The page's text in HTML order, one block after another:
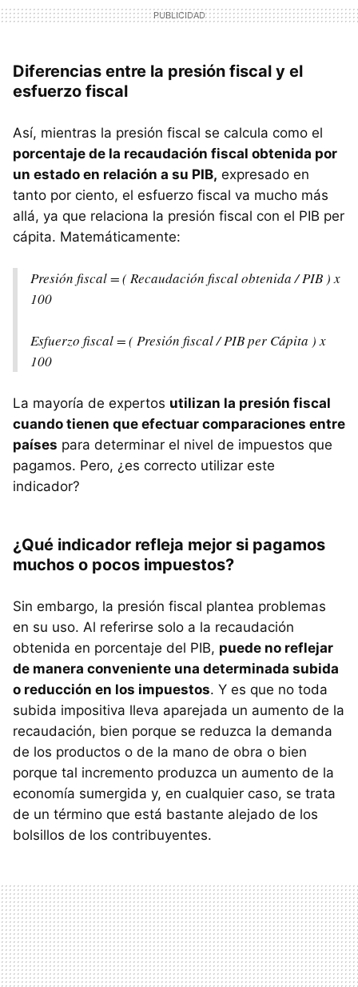
Diferencias entre la presión fiscal y el
esfuerzo fiscal
Así, mientras la presión fiscal se calcula como el
porcentaje de la recaudación fiscal obtenida por
un estado en relación a su PIB, expresado en
tanto por ciento, el esfuerzo fiscal va mucho más
allá, ya que relaciona la presión fiscal con el PIB per
cápita. Matemáticamente:
Presión fiscal = ( Recaudación fiscal obtenida / PIB ) x
100
Esfuerzo fiscal = ( Presión fiscal / PIB per Cápita ) x
100
La mayoría de expertos utilizan la presión fiscal
cuando tienen que efectuar comparaciones entre
países para determinar el nivel de impuestos que
pagamos. Pero, ¿es correcto utilizar este
indicador?
¿Qué indicador refleja mejor si pagamos
muchos o pocos impuestos?
Sin embargo, la presión fiscal plantea problemas
en su uso. Al referirse solo a la recaudación
obtenida en porcentaje del PIB, puede no reflejar
de manera conveniente una determinada subida
o reducción en los impuestos. Y es que no toda
subida impositiva lleva aparejada un aumento de la
recaudación, bien porque se reduzca la demanda
de los productos o de la mano de obra o bien
porque tal incremento produzca un aumento de la
economía sumergida y, en cualquier caso, se trata
de un término que está bastante alejado de los
bolsillos de los contribuyentes.